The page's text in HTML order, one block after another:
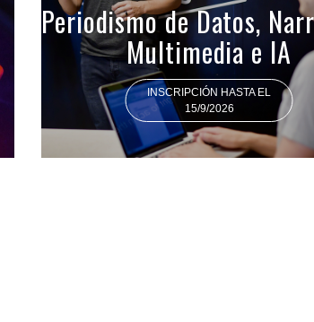
Periodismo de Datos,
Multimedia e IA
INSCRIPCIÓN HASTA EL
15/9/2026